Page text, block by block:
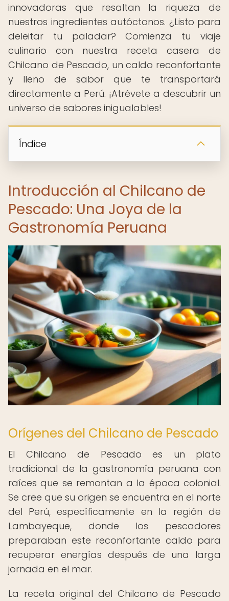
innovadoras que resaltan la riqueza de
nuestros ingredientes autóctonos. ¿Listo para
deleitar tu paladar? Comienza tu viaje
culinario con nuestra receta casera de
Chilcano de Pescado, un caldo reconfortante
y lleno de sabor que te transportará
directamente a Perú. ¡Atrévete a descubrir un
universo de sabores inigualables!
Índice
Introducción al Chilcano de
Pescado: Una Joya de la
Gastronomía Peruana
Orígenes del Chilcano de Pescado
El Chilcano de Pescado es un plato
tradicional de la gastronomía peruana con
raíces que se remontan a la época colonial.
Se cree que su origen se encuentra en el norte
del Perú, específicamente en la región de
Lambayeque, donde los pescadores
preparaban este reconfortante caldo para
recuperar energías después de una larga
jornada en el mar.
La receta original del Chilcano de Pescado